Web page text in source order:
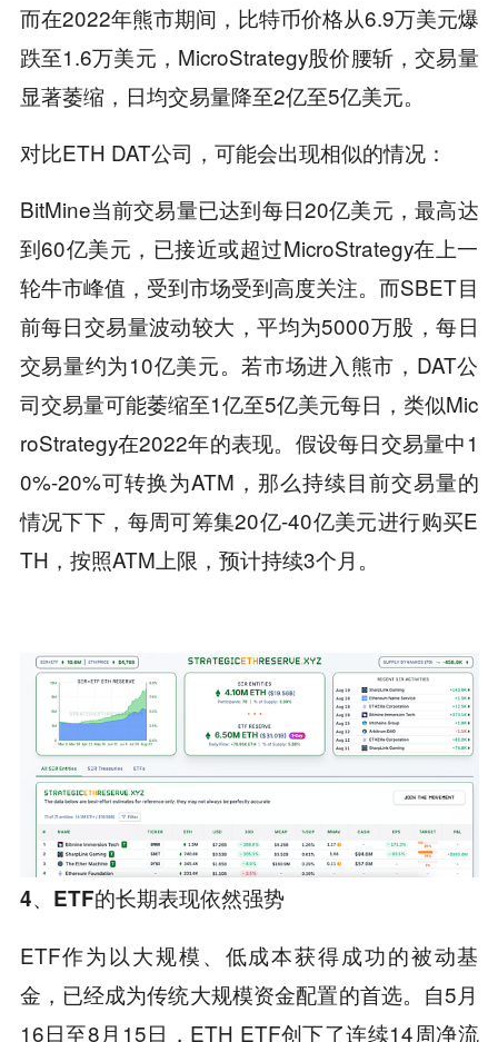
而在2022年熊市期间，比特币价格从6.9万美元爆
跌至1.6万美元，MicroStrategy股价腰斩，交易量
显著萎缩，日均交易量降至2亿至5亿美元。
对比ETH DAT公司，可能会出现相似的情况：
BitMine当前交易量已达到每日20亿美元，最高达
到60亿美元，已接近或超过MicroStrategy在上一
轮牛市峰值，受到市场受到高度关注。而SBET目
前每日交易量波动较大，平均为5000万股，每日
交易量约为10亿美元。若市场进入熊市，DAT公
司交易量可能萎缩至1亿至5亿美元每日，类似Mic
roStrategy在2022年的表现。假设每日交易量中1
0%-20%可转换为ATM，那么持续目前交易量的
情况下下，每周可筹集20亿-40亿美元进行购买E
TH，按照ATM上限，预计持续3个月。
4、ETF的长期表现依然强势
ETF作为以大规模、低成本获得成功的被动基
金，已经成为传统大规模资金配置的首选。自5月
16日至8月15日，ETH ETF创下了连续14周净流